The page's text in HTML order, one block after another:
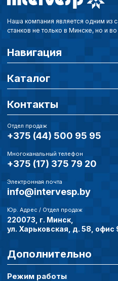
Наша компания является одним из
станков не только в Минске, но и
Навигация
Каталог
Контакты
Отдел продаж
+375 (44) 500 95 95
Многоканальный телефон
+375 (17) 375 79 20
Электронная почта
info@intervesp.by
Юр. Адрес / Отдел продаж
220073, г. Минск,
ул. Харьковская, д. 58, офис
Дополнительно
Режим работы